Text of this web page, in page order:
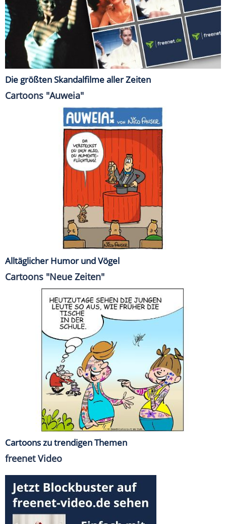
Die größten Skandalfilme aller Zeiten
Cartoons "Auweia"
Alltäglicher Humor und Vögel
Cartoons "Neue Zeiten"
Cartoons zu trendigen Themen
freenet Video